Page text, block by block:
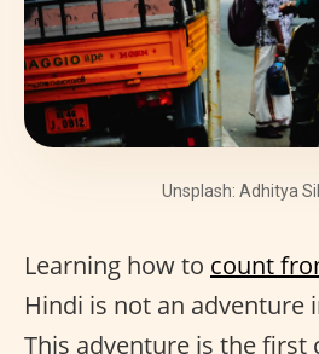
Unsplash: Adhitya
Learning how to count
Hindi is not an adventure
This adventure is the first